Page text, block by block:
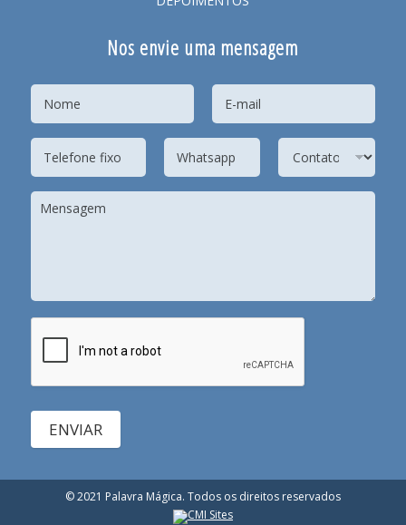
Nos envie uma mensagem
ENVIAR
© 2021 Palavra Mágica. Todos os direitos reservados